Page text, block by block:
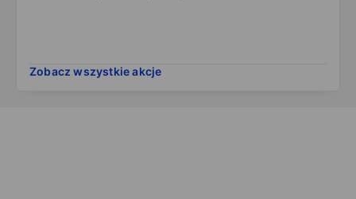
Zobacz wszystkie akcje